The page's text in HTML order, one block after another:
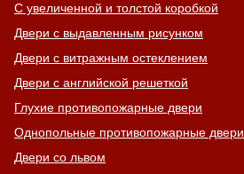
С увеличенной и толстой коробкой
Двери с выдавленным рисунком
Двери с витражным остеклением
Двери с английской решеткой
Глухие противопожарные двери
Однопольные противопожарные двери
Двери со львом